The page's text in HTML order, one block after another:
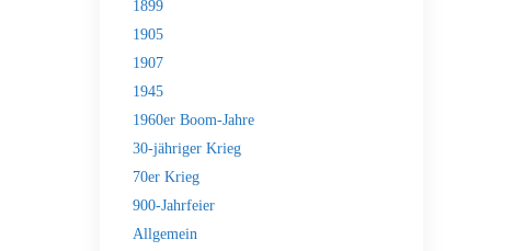
1899
1905
1907
1945
1960er Boom-Jahre
30-jähriger Krieg
70er Krieg
900-Jahrfeier
Allgemein